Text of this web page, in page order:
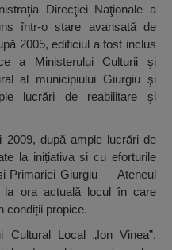
Direcţiei Naţionale a
într-o stare avansată de
2005, edificiul a fost inclus
a Ministerului Culturii şi
al municipiului Giurgiu şi
lucrări de reabilitare şi
2009, după ample lucrări de
la inițiativa si cu eforturile
Primariei Giurgiu – Ateneul
la ora actuală locul în care
condiții propice.
Cultural Local „Ion Vinea”,